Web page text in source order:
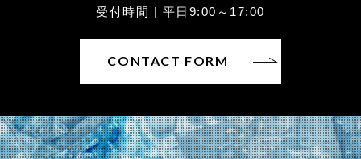
受付時間 | 平日9:00～17:00
CONTACT FORM